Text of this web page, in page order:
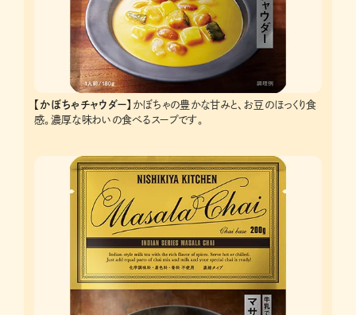
【かぼちゃチャウダー】 かぼちゃの豊かな甘みと、お豆のほっくり食
感。濃厚な味わいの食べるスープです。